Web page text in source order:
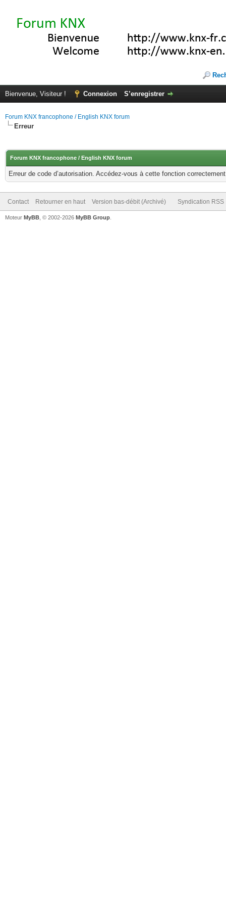
Bienvenue, Visiteur ! Connexion S’enregistrer
Forum KNX francophone / English KNX forum
Erreur
Forum KNX francophone / English KNX forum
Erreur de code d’autorisation. Accédez-vous à cette fonction
Contact Retourner en haut Version bas-débit (Archivé) Syndication RSS
Moteur MyBB , © 2002-2026 MyBB Group